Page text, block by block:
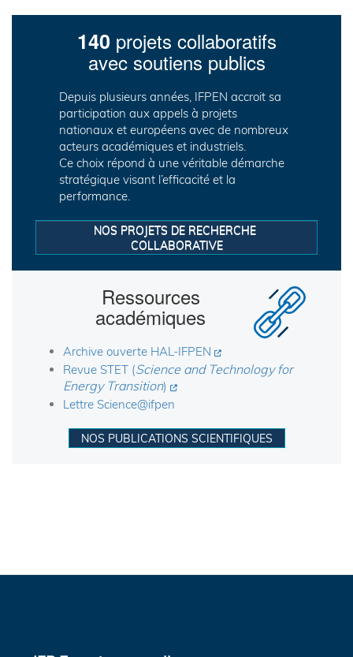
140 projets collaboratifs
avec soutiens publics
Depuis plusieurs années, IFPEN accroit sa
participation aux appels à projets
nationaux et européens avec de nombreux
acteurs académiques et industriels.
Ce choix répond à une véritable démarche
stratégique visant l’efficacité et la
performance.
NOS PROJETS DE RECHERCHE
COLLABORATIVE
Ressources
académiques
Archive ouverte HAL-IFPEN
Revue STET (Science and Technology for
Energy Transition)
Lettre Science@ifpen
NOS PUBLICATIONS SCIENTIFIQUES